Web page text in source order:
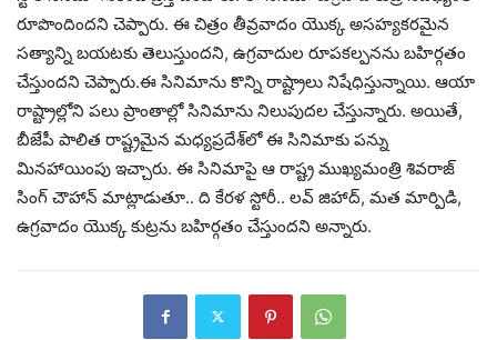
రూపొందిందని చెప్పారు. ఈ చిత్రం తీవ్రవాదం యొక్క అసహ్యకరమైన
సత్యాన్ని బయటకు తెలుస్తుందని, ఉగ్రవాదుల రూపకల్పనను బహిర్గతం
చేస్తుందని చెప్పారు.ఈ సినిమాను కొన్ని రాష్ట్రాలు నిషేధిస్తున్నాయి. ఆయా
రాష్ట్రాల్లోని పలు ప్రాంతాల్లో సినిమాను నిలుపుదల చేస్తున్నారు. అయితే,
బీజేపీ పాలిత రాష్ట్రమైన మధ్యప్రదేశ్‌లో ఈ సినిమాకు పన్ను
మినహాయింపు ఇచ్చారు. ఈ సినిమాపై ఆ రాష్ట్ర ముఖ్యమంత్రి శివరాజ్
సింగ్ చౌహాన్ మాట్లాడుతూ.. ది కేరళ స్టోరీ.. లవ్ జిహాద్, మత మార్పిడి,
ఉగ్రవాదం యొక్క కుట్రను బహిర్గతం చేస్తుందని అన్నారు.